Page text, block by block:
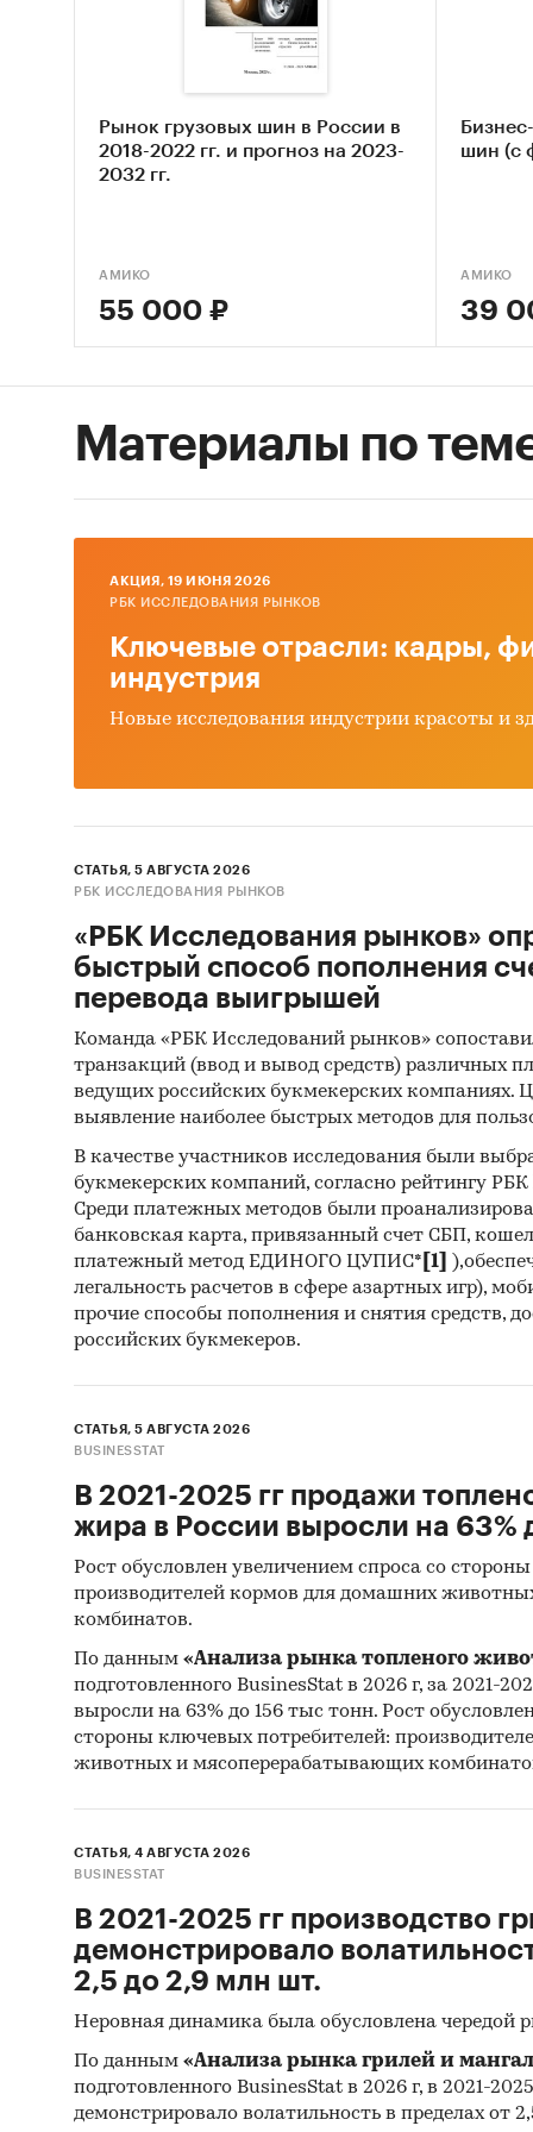
1.
оценка
В
2.
(объем
Рынок грузовых шин в России в
2018-2022 гг. и прогноз на 2023-
2032 гг.
АМИКО
55 000 ₽
шин (с
АМИКО
39
Материалы по
AКЦИЯ, 19 ИЮНЯ 2026
РБК ИССЛЕДОВАНИЯ РЫНКОВ
Ключевые отрасли: кадры,
индустрия
Новые исследования индустрии красоты и
СТАТЬЯ, 5 АВГУСТА 2026
РБК ИССЛЕДОВАНИЯ РЫНКОВ
«РБК Исследования рынков»
быстрый способ пополнения
перевода выигрышей
Команда «РБК Исследований рынков»
транзакций (ввод и вывод средств) различных
ведущих российских букмекерских компаниях.
выявление наиболее быстрых методов для
В качестве участников исследования были
букмекерских компаний, согласно рейтингу
Среди платежных методов были
банковская карта, привязанный счет СБП,
платежный метод ЕДИНОГО ЦУПИС* [1]
легальность расчетов в сфере азартных игр),
прочие способы пополнения и снятия средств,
российских букмекеров.
СТАТЬЯ, 5 АВГУСТА 2026
BUSINESSTAT
В 2021-2025 гг продажи
жира в России выросли на 63%
Рост обусловлен увеличением спроса со
производителей кормов для домашних
комбинатов.
По данным «Анализа рынка топленого
подготовленного BusinesStat в 2026 г, за 2021-
выросли на 63% до 156 тыс тонн. Рост
стороны ключевых потребителей:
животных и мясоперерабатывающих
СТАТЬЯ, 4 АВГУСТА 2026
BUSINESSTAT
В 2021-2025 гг производство
демонстрировало
2,5 до 2,9 млн шт.
Неровная динамика была обусловлена чередой
По данным «Анализа рынка грилей и
подготовленного BusinesStat в 2026 г, в 2021-
демонстрировало волатильность в пределах от